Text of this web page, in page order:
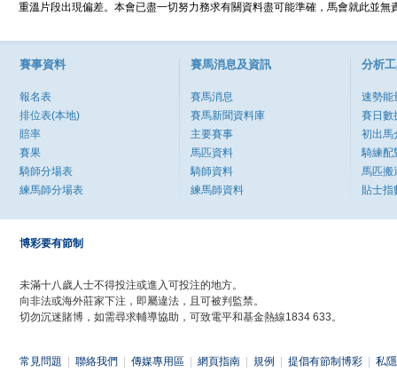
重溫片段出現偏差。本會已盡一切努力務求有關資料盡可能準確，馬會就此並
賽事資料
報名表
排位表(本地)
賠率
賽果
騎師分場表
練馬師分場表
賽馬消息及資訊
賽馬消息
賽馬新聞資料庫
主要賽事
馬匹資料
騎師資料
練馬師資料
分析
速勢能
賽日數
初出馬
騎練配
馬匹搬
貼士指
博彩要有節制
未滿十八歲人士不得投注或進入可投注的地方。
向非法或海外莊家下注，即屬違法，且可被判監禁。
切勿沉迷賭博，如需尋求輔導協助，可致電平和基金熱線1834 633。
常見問題 聯絡我們 傳媒專用區 網頁指南 規例 提倡有節制博彩 私